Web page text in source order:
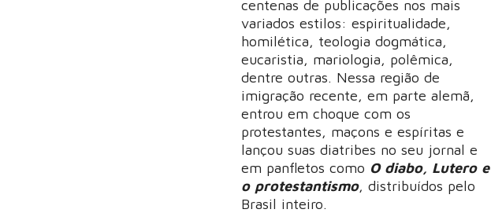
centenas de publicações nos mais
variados estilos: espiritualidade,
homilética, teologia dogmática,
eucaristia, mariologia, polêmica,
dentre outras. Nessa região de
imigração recente, em parte alemã,
entrou em choque com os
protestantes, maçons e espíritas e
lançou suas diatribes no seu jornal e
em panfletos como O diabo, Lutero e
o protestantismo, distribuídos pelo
Brasil inteiro.